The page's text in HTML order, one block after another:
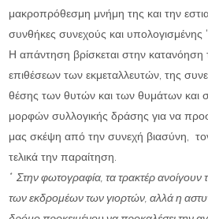
μακροπρόθεσμη μνήμη της και την
συνθήκες συνεχούς και υπολογισμένης
Η απάντηση βρίσκεται στην κατανόηση
επιθέσεων των εκμεταλλευτών, της
θέσης των θυτών και των θυμάτων και
μορφών συλλογικής δράσης για να
μας σκέψη από την συνεχή βιασύνη,
τελικά την παραίτηση.
* Στην φωτογραφία, τα τρακτέρ ανοίγουν
των εκδρομέων των γιορτών, αλλά η